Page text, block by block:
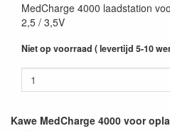
MedCharge 4000 laadstation
2,5 / 3,5V
Niet op voorraad ( levertijd 5-10
Kawe MedCharge 4000 voor